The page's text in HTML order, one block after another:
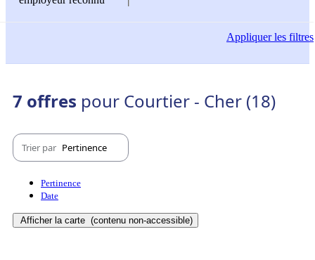
Appliquerles filtres
7 offres pour Courtier - Cher (18)
Trier par Pertinence
Pertinence
Date
Afficher la carte (contenu non-accessible)